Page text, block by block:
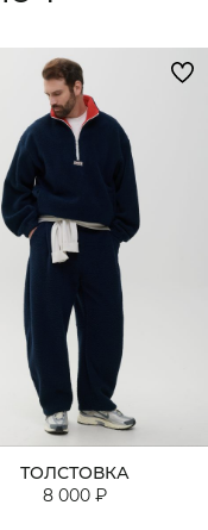
ТОЛСТОВКА
8 000 ₽